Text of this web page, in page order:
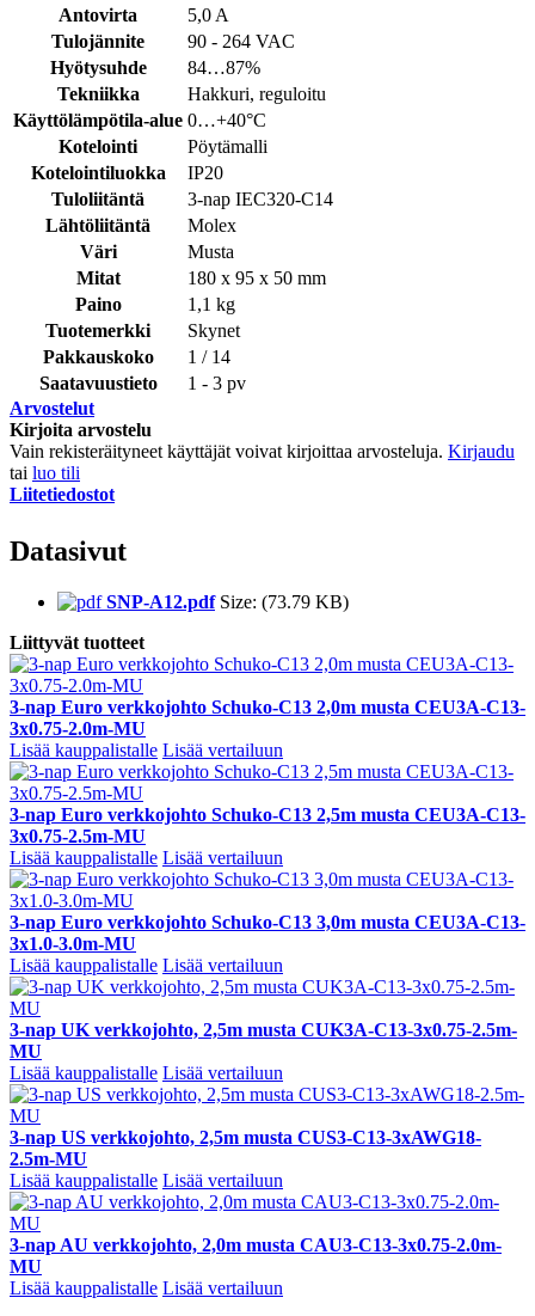
Antovirta
5,0 A
Tulojännite
90 - 264 VAC
Hyötysuhde
84…87%
Tekniikka
Hakkuri, reguloitu
Käyttölämpötila-alue 0…+40°C
Kotelointi
Pöytämalli
Kotelointiluokka
IP20
Tuloliitäntä
3-nap IEC320-C14
Lähtöliitäntä
Molex
Väri
Musta
Mitat
180 x 95 x 50 mm
Paino
1,1 kg
Tuotemerkki
Skynet
Pakkauskoko
1 / 14
Saatavuustieto
1 - 3 pv
Arvostelut
Kirjoita arvostelu
Vain rekisteräityneet käyttäjät voivat kirjoittaa arvosteluja. Kirjaudu
tai luo tili
Liitetiedostot
Datasivut
SNP-A12.pdfSize: (73.79 KB)
Liittyvät tuotteet
3-nap Euro verkkojohto Schuko-C13 2,0m musta CEU3A-C13-
3x0.75-2.0m-MU
Lisää kauppalistalle Lisää vertailuun
3-nap Euro verkkojohto Schuko-C13 2,5m musta CEU3A-C13-
3x0.75-2.5m-MU
Lisää kauppalistalle Lisää vertailuun
3-nap Euro verkkojohto Schuko-C13 3,0m musta CEU3A-C13-
3x1.0-3.0m-MU
Lisää kauppalistalle Lisää vertailuun
3-nap UK verkkojohto, 2,5m musta CUK3A-C13-3x0.75-2.5m-
MU
Lisää kauppalistalle Lisää vertailuun
3-nap US verkkojohto, 2,5m musta CUS3-C13-3xAWG18-
2.5m-MU
Lisää kauppalistalle Lisää vertailuun
3-nap AU verkkojohto, 2,0m musta CAU3-C13-3x0.75-2.0m-
MU
Lisää kauppalistalle Lisää vertailuun